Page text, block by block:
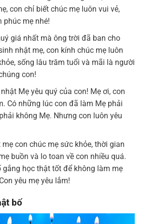
con chỉ biết chúc mẹ luôn vui vẻ,
phúc mẹ nhé!
giá nhất mà ông trời đã ban cho
nhật mẹ, con kính chúc mẹ luôn
sống lâu trăm tuổi và mãi là người
con!
Mẹ yêu quý của con! Mẹ ơi, con
Có những lúc con đã làm Mẹ phải
không Mẹ. Nhưng con luôn yêu
mẹ con chúc mẹ sức khỏe, thời gian
buồn và lo toan về con nhiều quá.
gắng học thật tốt để không làm mẹ
yêu mẹ yêu lắm!
bố